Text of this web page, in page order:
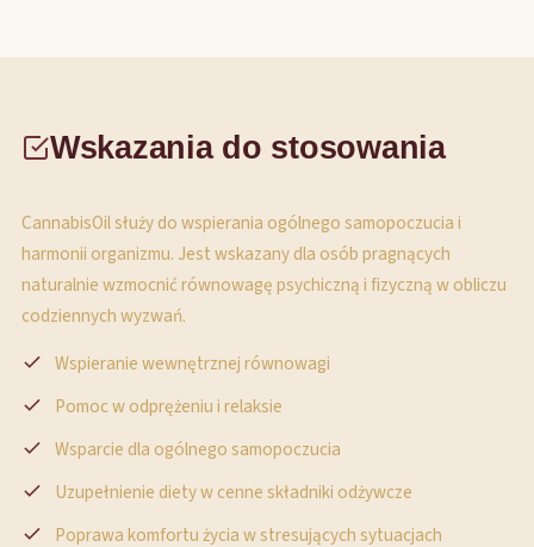
Wskazania do stosowania
CannabisOil służy do wspierania ogólnego samopoczucia i
harmonii organizmu. Jest wskazany dla osób pragnących
naturalnie wzmocnić równowagę psychiczną i fizyczną w obliczu
codziennych wyzwań.
Wspieranie wewnętrznej równowagi
Pomoc w odprężeniu i relaksie
Wsparcie dla ogólnego samopoczucia
Uzupełnienie diety w cenne składniki odżywcze
Poprawa komfortu życia w stresujących sytuacjach